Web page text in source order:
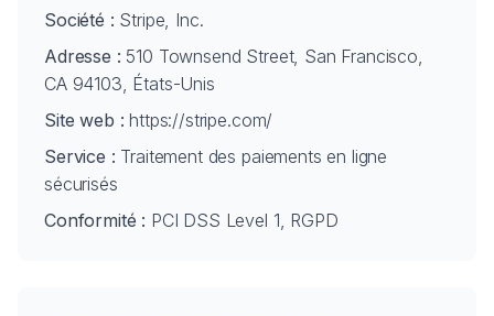
Société : Stripe, Inc.
Adresse : 510 Townsend Street, San Francisco,
CA 94103, États-Unis
Site web : https://stripe.com/
Service : Traitement des paiements en ligne
sécurisés
Conformité : PCI DSS Level 1, RGPD